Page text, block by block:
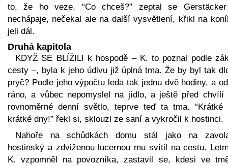
to, že ho veze. “Co chceš?” zeptal se
nechápaje, nečekal ale na další vysvětlení, křikl na
jeli dál.
Druhá kapitola
KDYŽ SE BLÍŽILI k hospodě – K. to poznal podle
cesty –, byla k jeho údivu již úplná tma. Že by byl tak
pryč? Podle jeho výpočtu leda tak jednu dvě hodiny, a
ráno, a vůbec nepomyslel na jídlo, a ještě před chvílí
rovnoměrné denní světlo, teprve teď ta tma. “Krátké
krátké dny!” řekl si, sklouzl ze saní a vykročil k hostinci.
Nahoře na schůdkách domu stál jako na
hostinský a zdviženou lucernou mu svítil na cestu.
K. vzpomněl na povozníka, zastavil se, kdesi ve